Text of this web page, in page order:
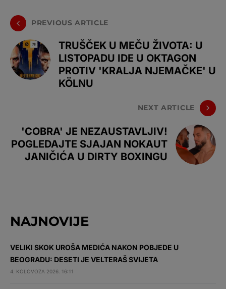
PREVIOUS ARTICLE
TRUŠČEK U MEČU ŽIVOTA: U
LISTOPADU IDE U OKTAGON
PROTIV 'KRALJA NJEMAČKE' U
KÖLNU
NEXT ARTICLE
'COBRA' JE NEZAUSTAVLJIV!
POGLEDAJTE SJAJAN NOKAUT
JANIČIĆA U DIRTY BOXINGU
NAJNOVIJE
VELIKI SKOK UROŠA MEDIĆA NAKON POBJEDE U
BEOGRADU: DESETI JE VELTERAŠ SVIJETA
4. KOLOVOZA 2026. 16:11